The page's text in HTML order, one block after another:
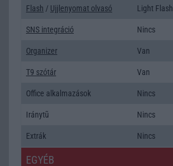
Flash / Ujjlenyomat olvasó Light Flash
SNS integráció Nincs
Organizer Van
T9 szótár Van
Office alkalmazások Nincs
Iránytũ Nincs
Extrák Nincs
EGYÉB